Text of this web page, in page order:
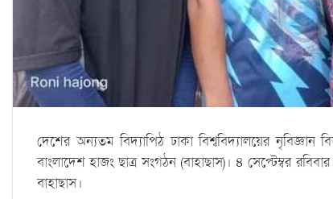
দেশের অন্যতম বিদ্যাপিঠ ঢাকা বিশ্ববিদ্যালয়ের
বাংলাদেশ হাজং ছাত্র সংগঠন (বাহাছাস)। ৪ সেপ্টেম্বর
বাহাছাস।